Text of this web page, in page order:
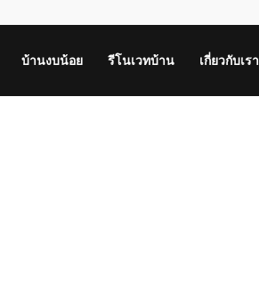
บ้านงบน้อย รีโนเวทบ้าน เกี่ยวกับเรา